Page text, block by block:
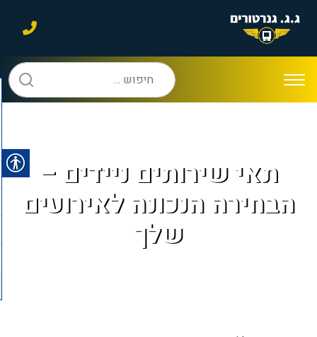
חיפוש:
תאי שירותים ניידים –
הבחירה הנכונה לאירועים
שלך